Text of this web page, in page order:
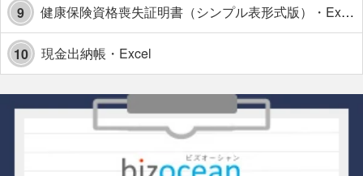
9 健康保険資格喪失証明書（シンプル表形式版）・Excel【見本付き】
10 現金出納帳・Excel